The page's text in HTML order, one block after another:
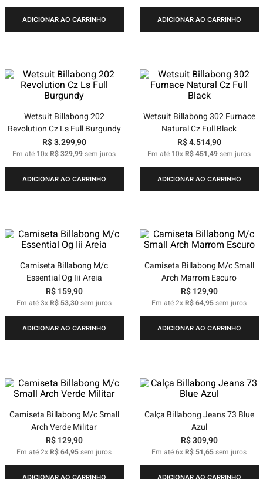
ADICIONAR AO CARRINHO ADICIONAR AO CARRINHO
Wetsuit Billabong 202
Revolution Cz Ls Full Burgundy
R$3.299,90
Em até 10xR$329,99sem juros
ADICIONAR AO CARRINHO
Wetsuit Billabong 302 Furnace
Natural Cz Full Black
R$4.514,90
Em até 10xR$451,49sem juros
ADICIONAR AO CARRINHO
Camiseta Billabong M/c
Essential Og Iii Areia
R$ 159,90
Em até3xR$ 53,30sem juros
ADICIONAR AO CARRINHO
Camiseta Billabong M/c Small
Arch Marrom Escuro
R$ 129,90
Em até2xR$64,95sem juros
ADICIONAR AO CARRINHO
Camiseta Billabong M/c Small
Arch Verde Militar
R$ 129,90
Em até2xR$64,95sem juros
ADICIONAR AO CARRINHO
Calça Billabong Jeans 73 Blue
Azul
R$309,90
Em até6xR$ 51,65sem juros
ADICIONAR AO CARRINHO